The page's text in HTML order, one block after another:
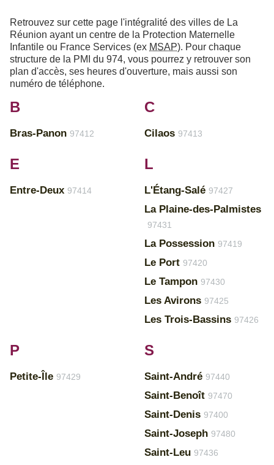
Retrouvez sur cette page l'intégralité des villes de La
Réunion ayant un centre de la Protection Maternelle
Infantile ou France Services (ex MSAP). Pour chaque
structure de la PMI du 974, vous pourrez y retrouver son
plan d'accès, ses heures d'ouverture, mais aussi son
numéro de téléphone.
B
Bras-Panon 97412
C
Cilaos 97413
E
Entre-Deux 97414
L
L'Étang-Salé 97427
La Plaine-des-Palmistes
97431
La Possession 97419
Le Port 97420
Le Tampon 97430
Les Avirons 97425
Les Trois-Bassins 97426
P
Petite-Île 97429
S
Saint-André 97440
Saint-Benoît 97470
Saint-Denis 97400
Saint-Joseph 97480
Saint-Leu 97436